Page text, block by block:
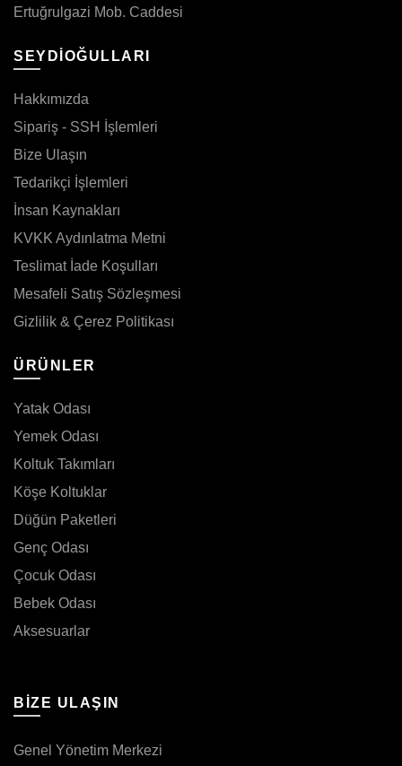
Ertuğrulgazi Mob. Caddesi
SEYDİOĞULLARI
Hakkımızda
Sipariş - SSH İşlemleri
Bize Ulaşın
Tedarikçi İşlemleri
İnsan Kaynakları
KVKK Aydınlatma Metni
Teslimat İade Koşulları
Mesafeli Satış Sözleşmesi
Gizlilik & Çerez Politikası
ÜRÜNLER
Yatak Odası
Yemek Odası
Koltuk Takımları
Köşe Koltuklar
Düğün Paketleri
Genç Odası
Çocuk Odası
Bebek Odası
Aksesuarlar
BIZE ULAŞIN
Genel Yönetim Merkezi